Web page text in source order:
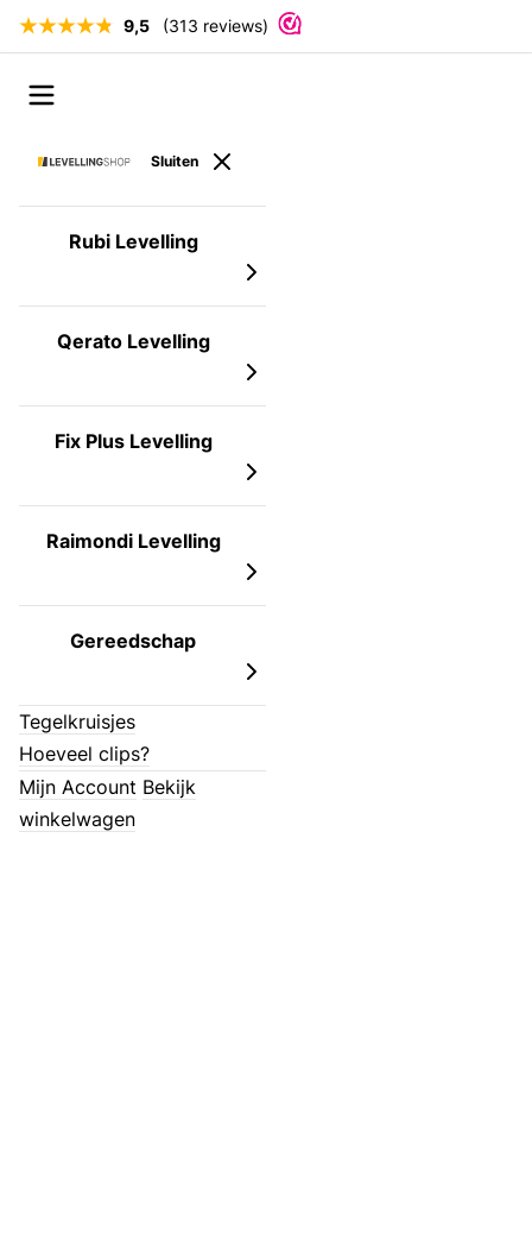
9,5 (313 reviews)
Open menu
Sluiten
Rubi Levelling
Qerato Levelling
Fix Plus Levelling
Raimondi Levelling
Gereedschap
Tegelkruisjes
Hoeveel clips?
Mijn Account Bekijk
winkelwagen